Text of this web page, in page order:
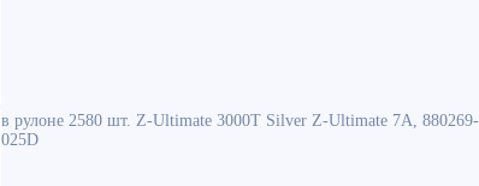
в рулоне 2580 шт. Z-Ultimate 3000T Silver Z-Ultimate 7A, 880269-
025D